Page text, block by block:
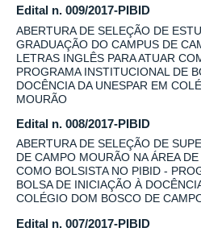
Edital n. 009/2017-PIBID
ABERTURA DE SELEÇÃO DE
GRADUAÇÃO DO CAMPUS DE
LETRAS INGLÊS PARA ATUAR
PROGRAMA INSTITUCIONAL DE
DOCÊNCIA DA UNESPAR EM
MOURÃO
Edital n. 008/2017-PIBID
ABERTURA DE SELEÇÃO DE
DE CAMPO MOURÃO NA ÁREA
COMO BOLSISTA NO PIBID -
BOLSA DE INICIAÇÃO À
COLÉGIO DOM BOSCO DE
Edital n. 007/2017-PIBID